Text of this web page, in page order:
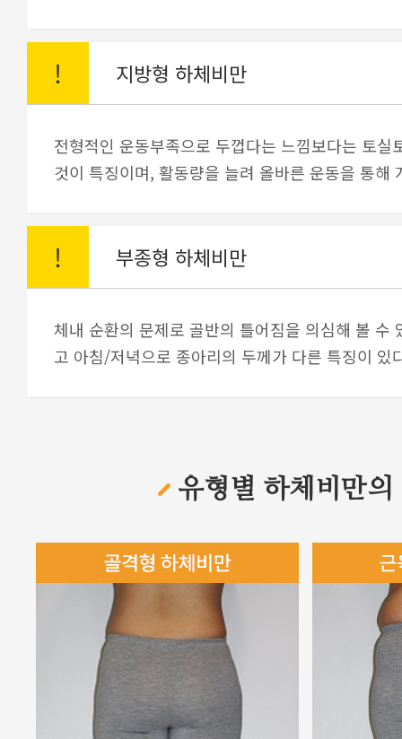
! 지방형 하체비만
전형적인 운동부족으로 두껍다는 느낌보다는 토실
것이 특징이며, 활동량을 늘려 올바른 운동을 통해
! 부종형 하체비만
체내 순환의 문제로 골반의 틀어짐을 의심해 볼 수
고 아침/저녁으로 종아리의 두께가 다른 특징이 있
유형별 하체비만의